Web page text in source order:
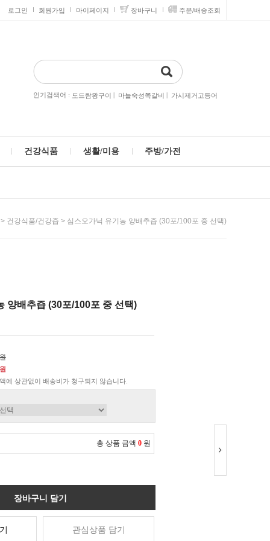
로그인 회원가입 마이페이지 장바구니 주문/배송조회
인기검색어 : 도드람왕구이 | 마늘숙성쪽갈비 | 가시제거고등어
건강식품 생활/미용 주방/가전
건강식품/건강즙 > 심스오가닉 유기농 양배추즙 (30포/100포 중 선택)
양배추즙 (30포/100포 중 선택)
에 상관없이 배송비가 청구되지 않습니다.
총 상품 금액 0 원
장바구니 담기
관심상품 담기